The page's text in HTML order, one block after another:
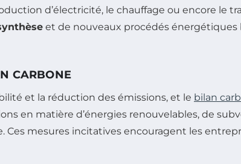
d’électricité, le chauffage ou encore le
et de nouveaux procédés énergétiques
CARBONE
et la réduction des émissions, et le bilan
en matière d’énergies renouvelables, de
mesures incitatives encouragent les